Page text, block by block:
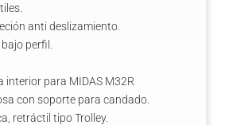
anti deslizamiento.
perfil.
interior para MIDAS M32R
con soporte para candado.
retráctil tipo Trolley.